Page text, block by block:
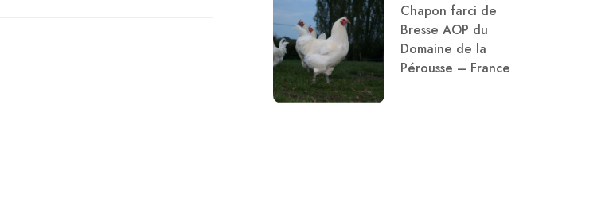
Chapon farci de
Bresse AOP du
Domaine de la
Pérousse – France